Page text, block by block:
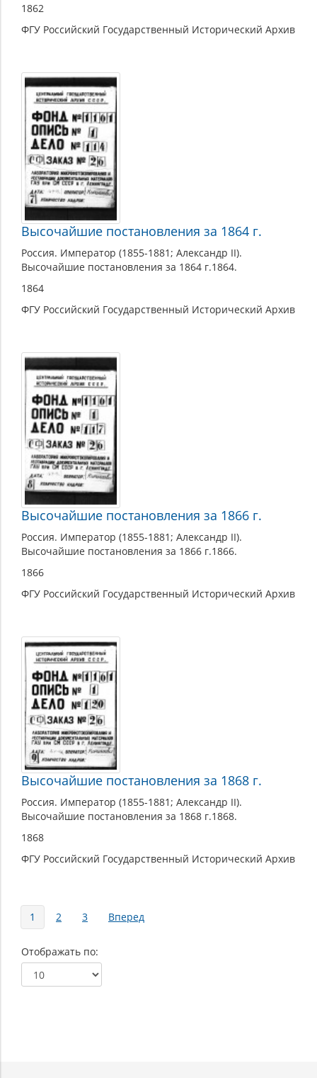
1862
ФГУ Российский Государственный Исторический Архив
Высочайшие постановления за 1864 г.
Россия. Император (1855-1881; Александр II).
Высочайшие постановления за 1864 г.1864.
1864
ФГУ Российский Государственный Исторический Архив
Высочайшие постановления за 1866 г.
Россия. Император (1855-1881; Александр II).
Высочайшие постановления за 1866 г.1866.
1866
ФГУ Российский Государственный Исторический Архив
Высочайшие постановления за 1868 г.
Россия. Император (1855-1881; Александр II).
Высочайшие постановления за 1868 г.1868.
1868
ФГУ Российский Государственный Исторический Архив
Страницы
1 2 3 Вперед
Отображать по